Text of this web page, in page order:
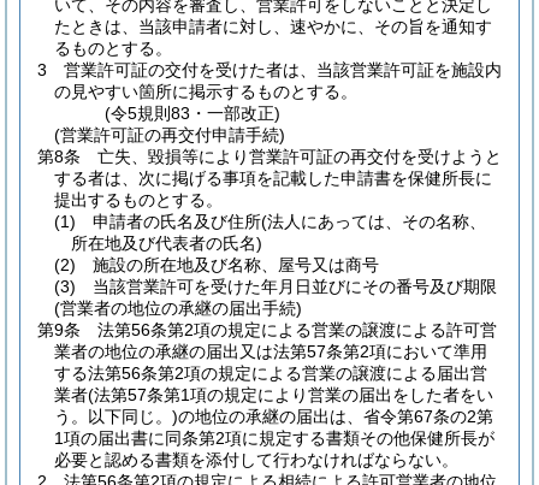
いて、その内容を審査し、営業許可をしないことと決定し
たときは、当該申請者に対し、速やかに、その旨を通知す
るものとする。
3
営業許可証の交付を受けた者は、当該営業許可証を施設内
の見やすい箇所に掲示するものとする。
(令5規則83・一部改正)
(営業許可証の再交付申請手続)
第8条
亡失、毀損等により営業許可証の再交付を受けようと
する者は、次に掲げる事項を記載した申請書を保健所長に
提出するものとする。
(1)
申請者の氏名及び住所(法人にあっては、その名称、
所在地及び代表者の氏名)
(2)
施設の所在地及び名称、屋号又は商号
(3)
当該営業許可を受けた年月日並びにその番号及び期限
(営業者の地位の承継の届出手続)
第9条
法第56条第2項の規定による営業の譲渡による許可営
業者の地位の承継の届出又は法第57条第2項において準用
する法第56条第2項の規定による営業の譲渡による届出営
業者(法第57条第1項の規定により営業の届出をした者をい
う。以下同じ。)の地位の承継の届出は、省令第67条の2第
1項の届出書に同条第2項に規定する書類その他保健所長が
必要と認める書類を添付して行わなければならない。
2
法第56条第2項の規定による相続による許可営業者の地位